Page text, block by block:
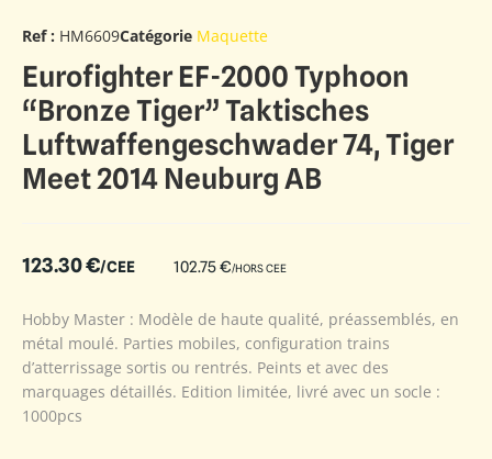
Ref : HM6609Catégorie Maquette
Eurofighter EF-2000 Typhoon
“Bronze Tiger” Taktisches
Luftwaffengeschwader 74, Tiger
Meet 2014 Neuburg AB
123.30€/CEE 102.75€/HORS CEE
Hobby Master : Modèle de haute qualité, préassemblés, en
métal moulé. Parties mobiles, configuration trains
d’atterrissage sortis ou rentrés. Peints et avec des
marquages détaillés. Edition limitée, livré avec un socle :
1000pcs